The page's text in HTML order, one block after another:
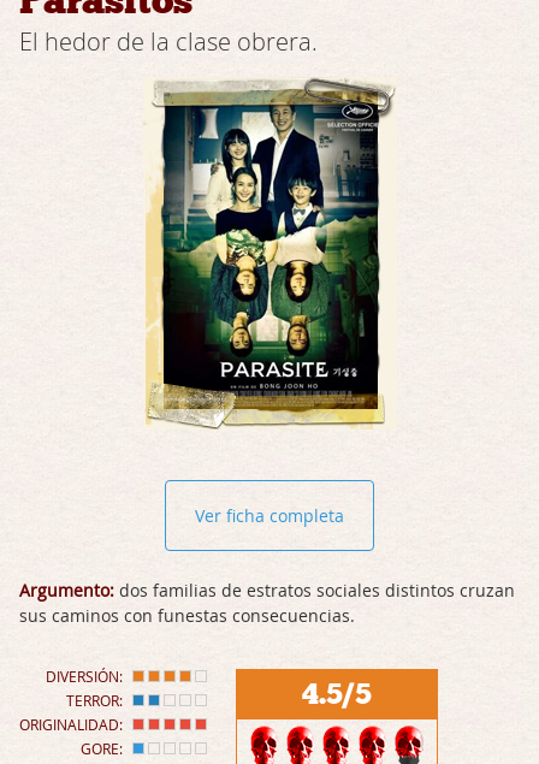
El hedor de la clase obrera.
Ver ficha completa
Argumento: dos familias de estratos sociales distintos cruzan
sus caminos con funestas consecuencias.
DIVERSIÓN:
TERROR:
ORIGINALIDAD:
GORE:
4.5/5